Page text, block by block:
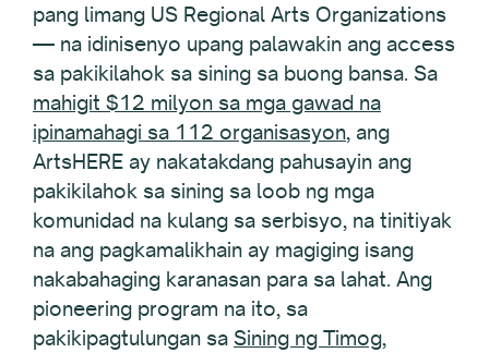
pang limang US Regional Arts Organizations
— na idinisenyo upang palawakin ang access
sa pakikilahok sa sining sa buong bansa. Sa
mahigit $12 milyon sa mga gawad na
ipinamahagi sa 112 organisasyon, ang
ArtsHERE ay nakatakdang pahusayin ang
pakikilahok sa sining sa loob ng mga
komunidad na kulang sa serbisyo, na tinitiyak
na ang pagkamalikhain ay magiging isang
nakabahaging karanasan para sa lahat. Ang
pioneering program na ito, sa
pakikipagtulungan sa Sining ng Timog,